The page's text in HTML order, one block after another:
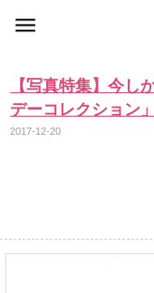
【写真特集】今し
デーコレクション」
2017-12-20